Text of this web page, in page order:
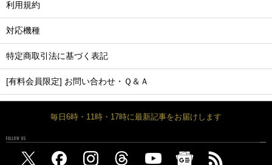
利用規約
対応機種
特定商取引法に基づく表記
[有料会員限定] お問い合わせ・Ｑ＆Ａ
毎日6時・11時・17時に最新記事をお届けします
FOLLOW US